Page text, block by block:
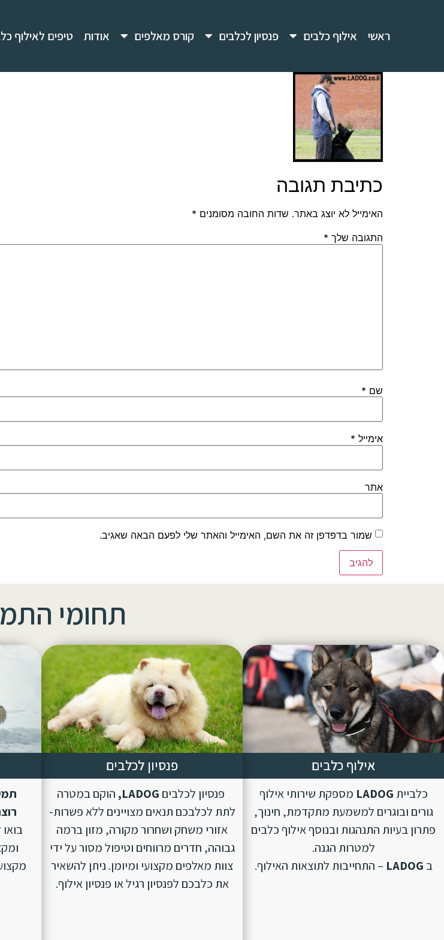
ראשי אילוף כלבים פנסיון לכלבים קורס מאלפים אודות טיפים לאילוף
כתיבת תגובה
האימייל לא יוצג באתר. שדות החובה מסומנים *
התגובה שלך *
שם *
אימייל *
אתר
שמור בדפדפן זה את השם, האימייל והאתר שלי לפעם הבאה שאגיב.
תחומי
אילוף כלבים
כלביית LADOG מספקת שירותי אילוף
גורים ובוגרים למשמעת מתקדמת, חינוך,
פתרון בעיות התנהגות ובנוסף אילוף כלבים
למטרות הגנה.
ב LADOG – התחייבות לתוצאות האילוף.
פנסיון לכלבים
פנסיון לכלבים LADOG, הוקם במטרה
לתת לכלבכם תנאים מצויינים ללא פשרות-
אזורי משחק ושחרור מקורה, מזון ברמה
גבוהה, חדרים מרווחים וטיפול מסור על ידי
צוות מאלפים מקצועי ומיומן. ניתן להשאיר
את כלבכם לפנסיון רגיל או פנסיון אילוף.